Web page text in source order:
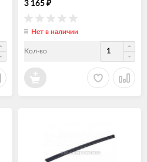
3 165 ₽
Нет в наличии
Кол-во